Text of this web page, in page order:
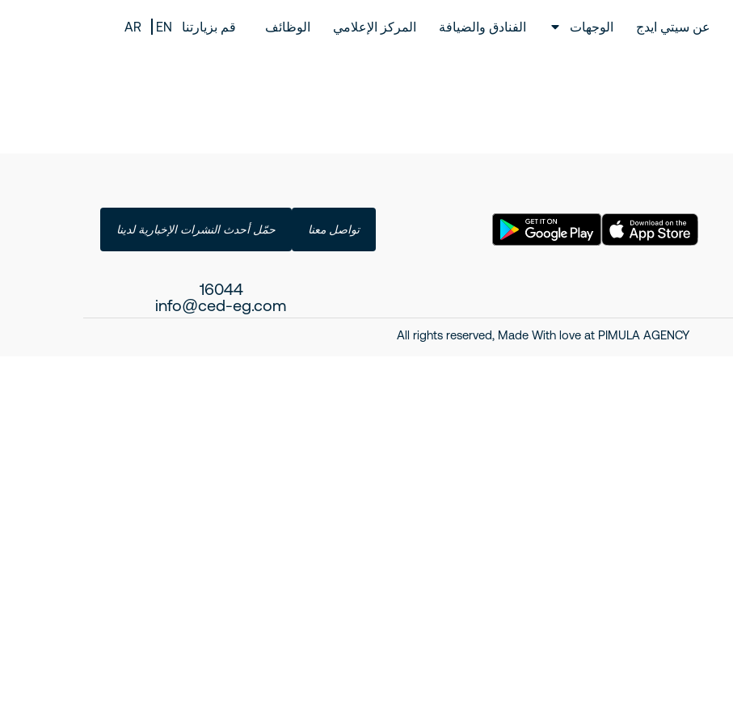
عن سيتي ايدج الوجهات الفنادق والضيافة المركز الإعلامي الوظائف قم بزيارتنا EN
AR
تواصل معنا حمّل أحدث النشرات الإخبارية لدينا
16044
info@ced-eg.com
All rights reserved, Made With love at PIMULA AGENCY